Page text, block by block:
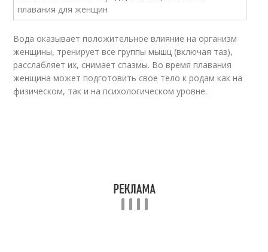
Вода оказывает положительное влияние на организм
женщины, тренирует все группы мышц (включая таз),
расслабляет их, снимает спазмы. Во время плавания
женщина может подготовить свое тело к родам как на
физическом, так и на психологическом уровне.